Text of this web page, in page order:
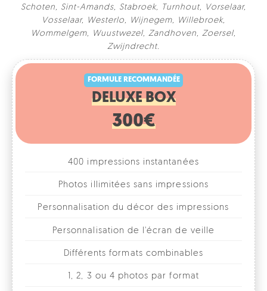
Schoten, Sint-Amands, Stabroek, Turnhout, Vorselaar,
Vosselaar, Westerlo, Wijnegem, Willebroek,
Wommelgem, Wuustwezel, Zandhoven, Zoersel,
Zwijndrecht.
DELUXE BOX
300€
400 impressions instantanées
Personnalisation du décor des impressions
Personnalisation de l'écran de veille
Différents formats combinables
1, 2, 3 ou 4 photos par format
Accessoires fun